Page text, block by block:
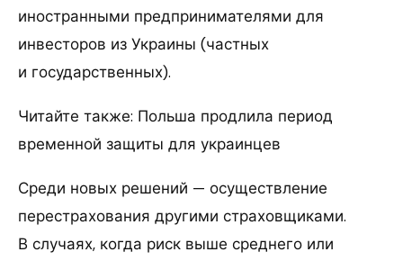
иностранными предпринимателями для
инвесторов из Украины (частных
и государственных).
Читайте также: Польша продлила период
временной защиты для украинцев
Среди новых решений — осуществление
перестрахования другими страховщиками.
В случаях, когда риск выше среднего или